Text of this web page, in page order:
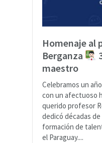
Homenaje al
Berganza
maestro
Celebramos un
con un afectuoso
querido profesor
dedicó décadas
formación de
el Paraguay....